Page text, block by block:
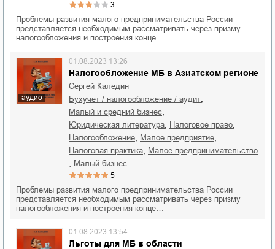
3
Проблемы развития малого предпринимательства России
представляется необходимым рассматривать через призму
налогообложения и построения конце…
аудио
Налогообложение МБ в Азиатском регионе
01.08.2023 13:26
Сергей Каледин
бухучет / налогообложение / аудит
малый и средний бизнес
юридическая литература налоговое право
налогообложение малое предприятие
налоговая практика малое предпринимательство
малый бизнес
5
Проблемы развития малого предпринимательства России
представляется необходимым рассматривать через призму
налогообложения и построения конце…
Льготы для МБ в области
01.08.2023 13:54